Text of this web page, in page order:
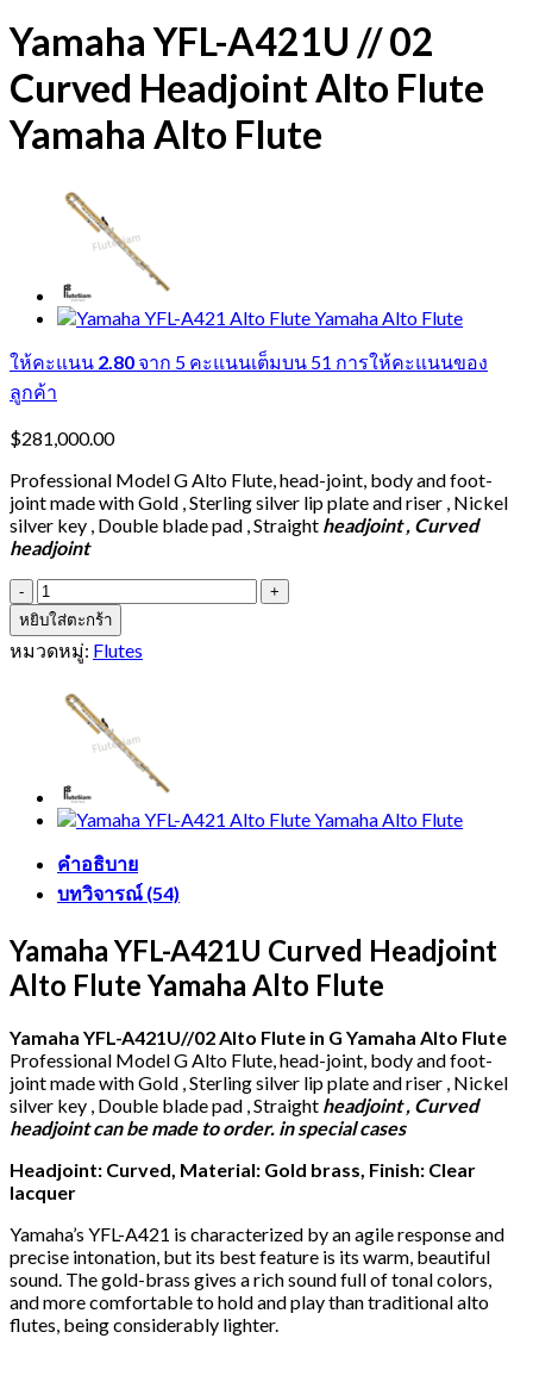
Yamaha YFL-A421U // 02
Curved Headjoint Alto Flute
Yamaha Alto Flute
ให้คะแนน 2.80 จาก 5 คะแนนเต็มบน 51 การให้คะแนนของ
ลูกค้า
$281,000.00
Professional Model G Alto Flute, head-joint, body and foot-
joint made with Gold , Sterling silver lip plate and riser , Nickel
silver key , Double blade pad , Straight headjoint , Curved
headjoint
จำนวน
Yamaha
YFL-
A421U
Curved
Headjoint
Flute
Yamaha
Flute
ชิ้น
หยิบใส่ตะกร้า
หมวดหมู่: Flutes
คำอธิบาย
บทวิจารณ์ (54)
Yamaha YFL-A421U Curved Headjoint
Alto Flute Yamaha Alto Flute
Yamaha YFL-A421U//02 Alto Flute in G Yamaha Alto Flute
Professional Model G Alto Flute, head-joint, body and foot-
joint made with Gold , Sterling silver lip plate and riser , Nickel
silver key , Double blade pad , Straight headjoint , Curved
headjoint can be made to order. in special cases
Headjoint: Curved, Material: Gold brass, Finish: Clear
lacquer
Yamaha’s YFL-A421 is characterized by an agile response and
precise intonation, but its best feature is its warm, beautiful
sound. The gold-brass gives a rich sound full of tonal colors,
and more comfortable to hold and play than traditional alto
flutes, being considerably lighter.